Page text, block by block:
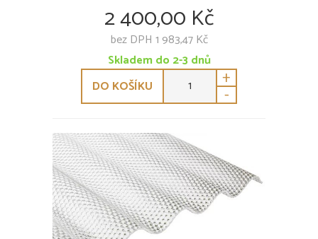
2 400,00 Kč
bez DPH 1 983,47 Kč
Skladem do 2-3 dnů
DO KOŠÍKU
+
-